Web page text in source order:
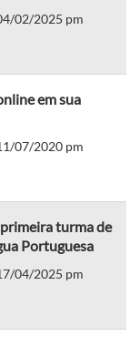
02/2025 pm
em sua
07/2020 pm
primeira turma de
Portuguesa
04/2025 pm